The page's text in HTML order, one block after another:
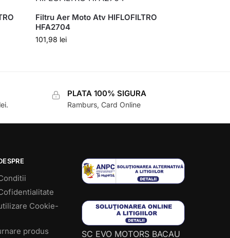
Filtru Aer Moto Atv HIFLOFILTRO
HFA2704
101,98 lei
PLATA 100% SIGURA
Ramburs, Card Online
Cookie-
produs
SC EVO MOTORS BACAU